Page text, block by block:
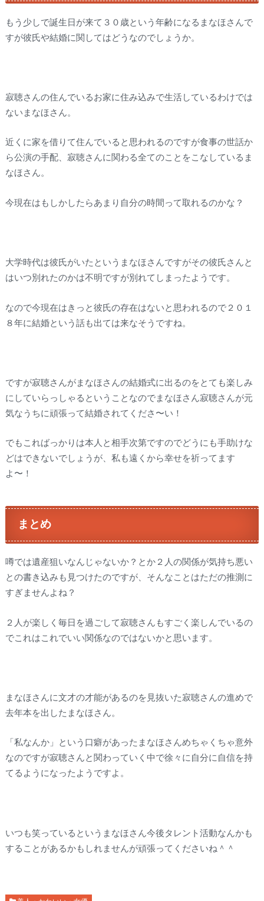
もう少しで誕生日が来て３０歳という年齢になるまなほさんで
すが彼氏や結婚に関してはどうなのでしょうか。
寂聴さんの住んでいるお家に住み込みで生活しているわけでは
ないまなほさん。
近くに家を借りて住んでいると思われるのですが食事の世話か
ら公演の手配、寂聴さんに関わる全てのことをこなしているま
なほさん。
今現在はもしかしたらあまり自分の時間って取れるのかな？
大学時代は彼氏がいたというまなほさんですがその彼氏さんと
はいつ別れたのかは不明ですが別れてしまったようです。
なので今現在はきっと彼氏の存在はないと思われるので２０１
８年に結婚という話も出ては来なそうですね。
ですが寂聴さんがまなほさんの結婚式に出るのをとても楽しみ
にしていらっしゃるということなのでまなほさん寂聴さんが元
気なうちに頑張って結婚されてくださ〜い！
でもこればっかりは本人と相手次第ですのでどうにも手助けな
どはできないでしょうが、私も遠くから幸せを祈ってます
よ〜！
まとめ
噂では遺産狙いなんじゃないか？とか２人の関係が気持ち悪い
との書き込みも見つけたのですが、そんなことはただの推測に
すぎませんよね？
２人が楽しく毎日を過ごして寂聴さんもすごく楽しんでいるの
でこれはこれでいい関係なのではないかと思います。
まなほさんに文才の才能があるのを見抜いた寂聴さんの進めで
去年本を出したまなほさん。
「私なんか」という口癖があったまなほさんめちゃくちゃ意外
なのですが寂聴さんと関わっていく中で徐々に自分に自信を持
てるようになったようですよ。
いつも笑っているというまなほさん今後タレント活動なんかも
することがあるかもしれませんが頑張ってくださいね＾＾